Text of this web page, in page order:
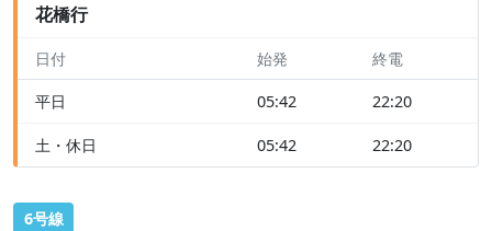
花橋行
日付 始発 終電
平日 05:42 22:20
土・休日 05:42 22:20
6号線